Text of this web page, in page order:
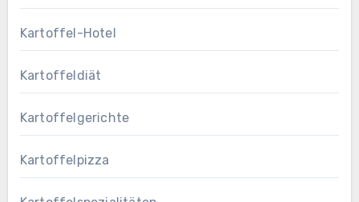
Kartoffel-Hotel
Kartoffeldiät
Kartoffelgerichte
Kartoffelpizza